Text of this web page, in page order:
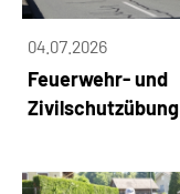
04.07.2026
Feuerwehr- und
Zivilschutzübung